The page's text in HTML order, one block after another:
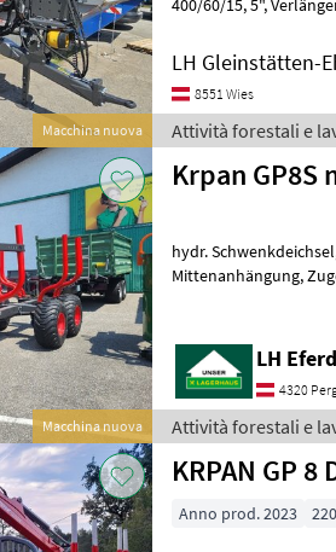
Macchina nuova
400/60/15, 5", Verlängerung der Ladefläche, 4 Rungenpaar, Halterung
LH Gleinstätten-
8551 Wies
Attività forestali e
Macchina nuova
Krpan GP8S
hydr. Schwenkdeichsel, Hydr. Bremse, 400/60-15, 5
Mittenanhängung, Zugöse dm 40 fix, mech. Stützfuß, Verlängerung der
LH
4320
Attività forestali e
KRPAN GP 8
Anno prod. 2023